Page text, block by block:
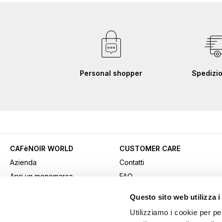
Questo sito web utilizza i
Utilizziamo i cookie per
Personal shopper
CAFèNOIR WORLD
Azienda
Apri un monomarca
CUSTOMER CARE
Contatti
FAQ
Pagamenti
Spedizioni